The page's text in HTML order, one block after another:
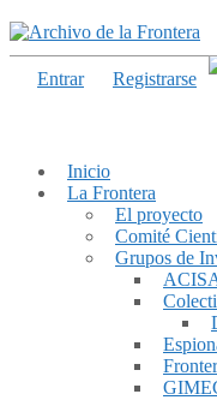
Inicio
La Frontera
El proyecto
Comité
Grupos de
Entrar Registrarse